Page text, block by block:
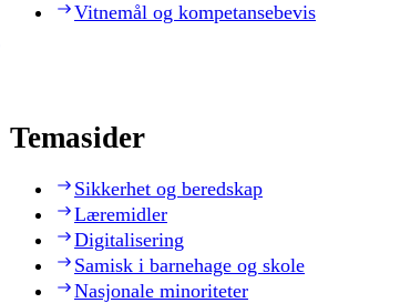
Vitnemål og kompetansebevis
Temasider
Sikkerhet og beredskap
Læremidler
Digitalisering
Samisk i barnehage og skole
Nasjonale minoriteter